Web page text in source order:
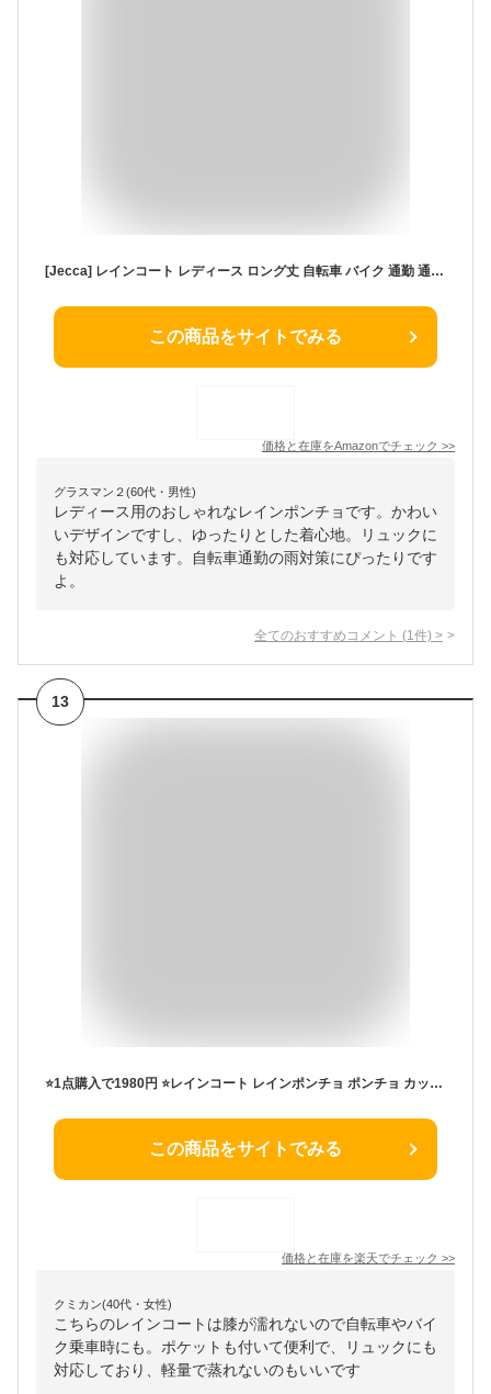
[Jecca] レインコート レディース ロング丈 自転車 バイク 通勤 通学 収納袋 リュック対応 レインポンチョ (グリーン)
この商品をサイトでみる
価格と在庫をAmazonでチェック >>
グラスマン２(60代・男性)
レディース用のおしゃれなレインポンチョです。かわい
いデザインですし、ゆったりとした着心地。リュックに
も対応しています。自転車通勤の雨対策にぴったりです
よ。
全てのおすすめコメント (1 件) >
13
⭐️1点購入で1980円 ⭐️レインコート レインポンチョ ポンチョ カッパ レディース メンズ レインウェア 通学 通勤 自転車 ロング 保育園 二重ツバ リュック対応 おしゃれ 軽量 ママ 原付 膝が濡れない リュック 梅雨 ポケット付き
この商品をサイトでみる
価格と在庫を楽天でチェック >>
クミカン(40代・女性)
こちらのレインコートは膝が濡れないので自転車やバイ
ク乗車時にも。ポケットも付いて便利で、リュックにも
対応しており、軽量で蒸れないのもいいです